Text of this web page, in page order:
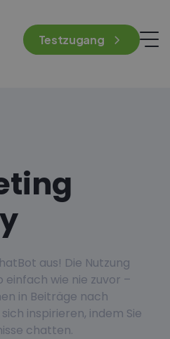
Testzugang
aus! Die Nutzung
wie nie zuvor –
in Beiträge nach
inspirieren, indem Sie
chatten.